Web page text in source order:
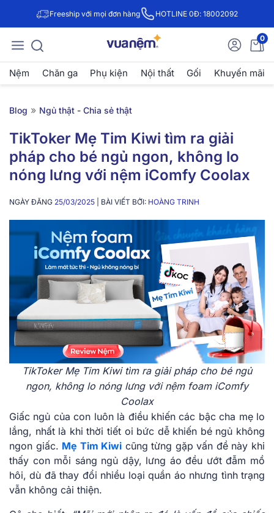
Freeship với mọi đơn hàng HOTLINE 0Đ: 18002092
0
Nệm Chăn ga Phụ kiện Nội thất Gối Khuyến mãi
Blog » Ngủ thật - Chia sẻ thật
TikToker Mẹ Tim Kiwi tìm ra giải
pháp cho bé ngủ ngon, không lo
nóng lưng với nệm iComfy Coolax
NGÀY ĐĂNG 25/03/2025 | BÀI VIẾT BỞI: HOÀNG TRINH
TikToker Mẹ Tim Kiwi tìm ra giải pháp cho bé ngủ
ngon, không lo nóng lưng với nệm foam iComfy
Coolax
Giấc ngủ của con luôn là điều khiến các bậc cha mẹ lo
lắng, nhất là khi thời tiết oi bức dễ khiến bé ngủ không
ngon giấc. Mẹ Tim Kiwi cũng từng gặp vấn đề này khi
thấy con mỗi sáng ngủ dậy, lưng áo đều ướt đẫm mồ
hôi, dù đã thay đổi nhiều loại quần áo nhưng tình trạng
vẫn không cải thiện.